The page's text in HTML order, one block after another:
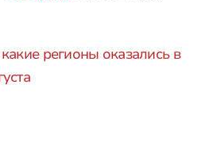
регионы оказались в